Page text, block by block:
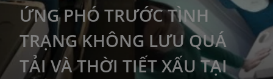
ỨNG PHÓ TRƯỚC TÌNH
TRẠNG KHÔNG LƯU QUÁ
TẢI VÀ THỜI TIẾT XẤU TẠI